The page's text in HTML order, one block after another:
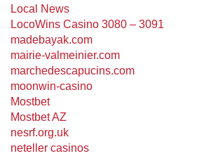
Local News
LocoWins Casino 3080 – 3091
madebayak.com
mairie-valmeinier.com
marchedescapucins.com
moonwin-casino
Mostbet
Mostbet AZ
nesrf.org.uk
neteller casinos